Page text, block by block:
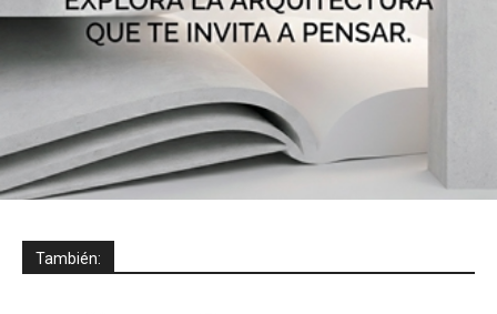
También: